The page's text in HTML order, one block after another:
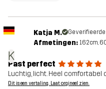
K
Katja M.
Afmetingen: 162cm,
Past perfect
Luchtig, licht. Heel comfortabel
Dit is een vertaling. Laat orgineel zien.